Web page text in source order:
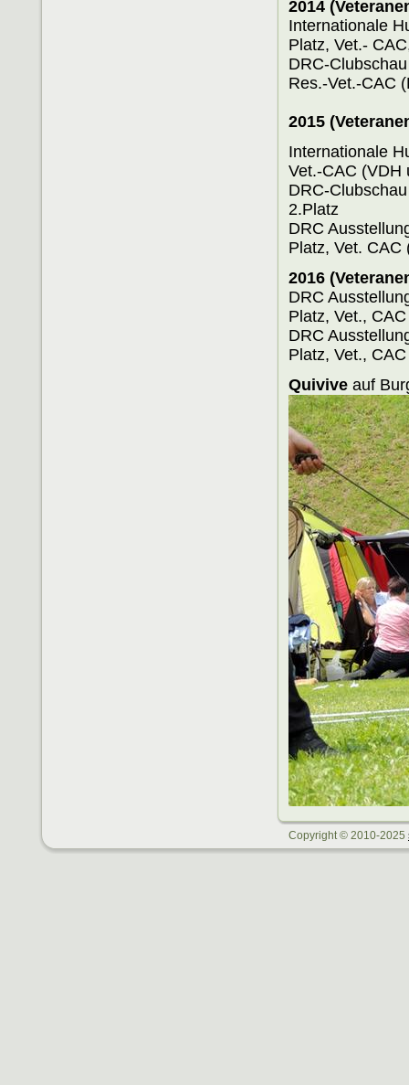
2014
Platz, Vet.-
DRC-
Res.-Vet.-CAC
2015
Vet.-CAC (VDH
DRC-
2.Platz
DRC
Platz, Vet. CAC
2016
DRC
Platz, Vet.,
DRC
Platz, Vet.,
Quivive auf
Copyright © 2010-2025